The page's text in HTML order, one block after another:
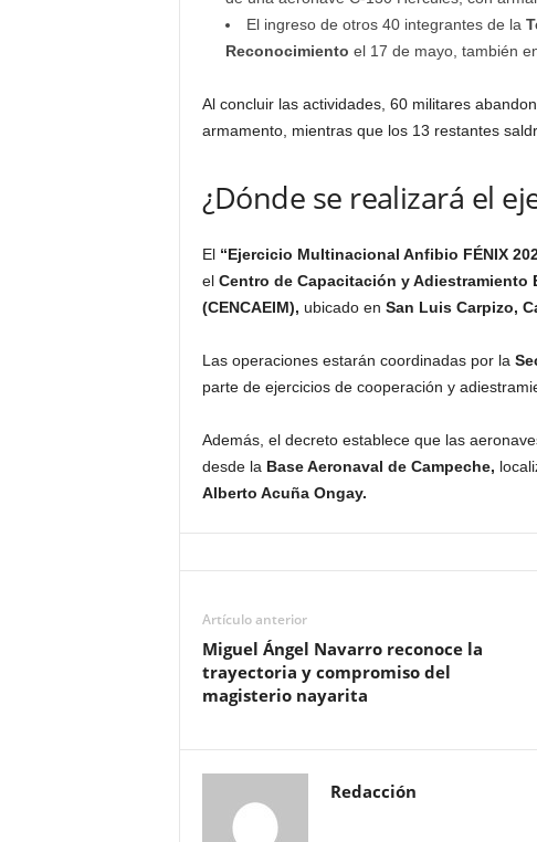
El ingreso de otros 40 integrantes de la
Reconocimiento el 17 de mayo, también
Al concluir las actividades, 60 militares
armamento, mientras que los 13 restantes
¿Dónde se realizará el
El “Ejercicio Multinacional Anfibio FÉNIX
el Centro de Capacitación y Adiestramiento
(CENCAEIM), ubicado en San Luis Carpizo,
Las operaciones estarán coordinadas por la
parte de ejercicios de cooperación y
Además, el decreto establece que las
desde la Base Aeronaval de Campeche,
Alberto Acuña Ongay.
Artículo anterior
Miguel Ángel Navarro reconoce la
trayectoria y compromiso del
magisterio nayarita
Redacción